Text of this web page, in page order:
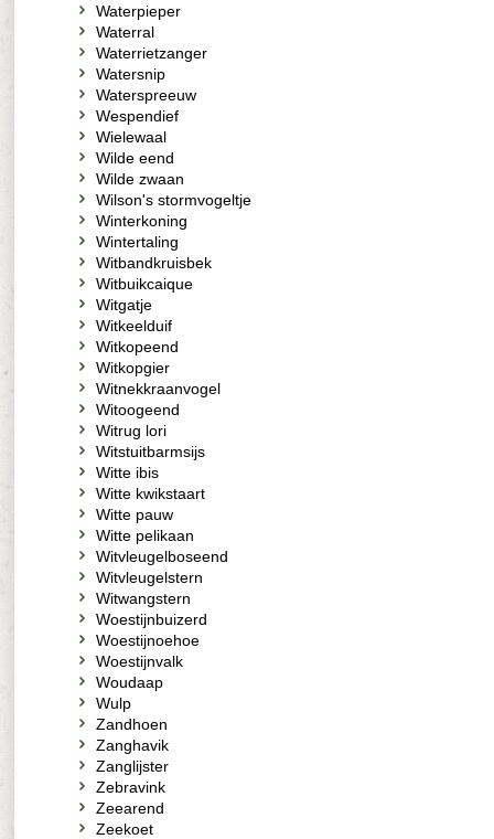
Waterpieper
Waterral
Waterrietzanger
Watersnip
Waterspreeuw
Wespendief
Wielewaal
Wilde eend
Wilde zwaan
Wilson's stormvogeltje
Winterkoning
Wintertaling
Witbandkruisbek
Witbuikcaique
Witgatje
Witkeelduif
Witkopeend
Witkopgier
Witnekkraanvogel
Witoogeend
Witrug lori
Witstuitbarmsijs
Witte ibis
Witte kwikstaart
Witte pauw
Witte pelikaan
Witvleugelboseend
Witvleugelstern
Witwangstern
Woestijnbuizerd
Woestijnoehoe
Woestijnvalk
Woudaap
Wulp
Zandhoen
Zanghavik
Zanglijster
Zebravink
Zeearend
Zeekoet